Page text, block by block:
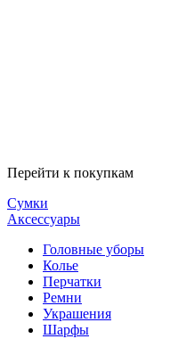
Перейти к покупкам
Сумки
Аксессуары
Головные уборы
Колье
Перчатки
Ремни
Украшения
Шарфы